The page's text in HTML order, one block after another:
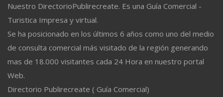
Nuestro DirectorioPublirecreate. Es una Guía Comercial -
Turistica Impresa y virtual.
Se ha posicionado en los últimos 6 años como uno del medio
de consulta comercial más visitado de la región generando
mas de 18.000 visitantes cada 24 Hora en nuestro portal
Web.
Directorio Publirecreate ( Guía Comercial)